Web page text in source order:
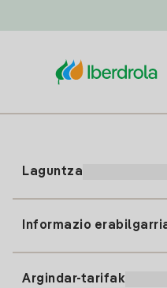
Laguntza
Informazio
Argindar-tarifak